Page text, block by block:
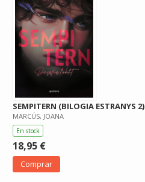
SEMPITERN (BILOGIA ESTRANYS 2)
MARCÚS, JOANA
En stock
18,95 €
Comprar